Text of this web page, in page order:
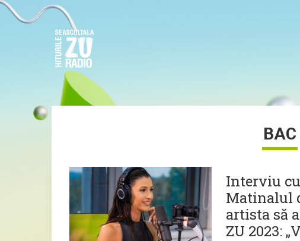
BAC
Interviu
Matinalul
artista să
ZU 2023: